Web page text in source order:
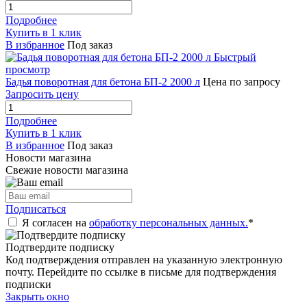
Подробнее
Купить в 1 клик
В избранное Под заказ
Быстрый
просмотр
Бадья поворотная для бетона БП-2 2000 л Цена по запросу
Запросить цену
Подробнее
Купить в 1 клик
В избранное Под заказ
Новости магазина
Свежие новости магазина
Подписаться
Я согласен на обработку персональных данных.*
Подтвердите подписку
Код подтверждения отправлен на указанную электронную
почту. Перейдите по ссылке в письме для подтверждения
подписки
Закрыть окно